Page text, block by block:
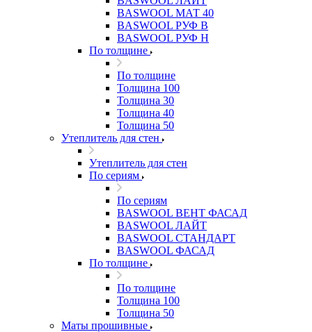
BASWOOL МАТ 40
BASWOOL РУФ В
BASWOOL РУФ Н
По толщине
По толщине
Толщина 100
Толщина 30
Толщина 40
Толщина 50
Утеплитель для стен
Утеплитель для стен
По сериям
По сериям
BASWOOL ВЕНТ ФАСАД
BASWOOL ЛАЙТ
BASWOOL СТАНДАРТ
BASWOOL ФАСАД
По толщине
По толщине
Толщина 100
Толщина 50
Маты прошивные